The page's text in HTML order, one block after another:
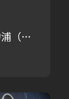
（總